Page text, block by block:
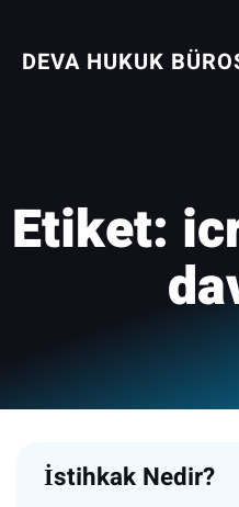
DEVA HUKUK
Etiket:
İstihkak Nedir?